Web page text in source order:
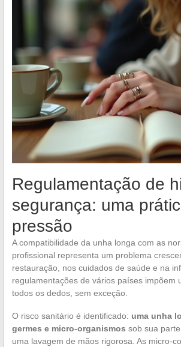
Regulamentação de
segurança: uma
pressão
A compatibilidade da unha longa com as
profissional representa um problema
restauração, nos cuidados de saúde e na
regulamentações de vários países impõem
todos os dedos, sem exceção.
O risco sanitário é identificado: uma unha
germes e micro-organismos sob sua
uma lavagem de mãos rigorosa. As micro-